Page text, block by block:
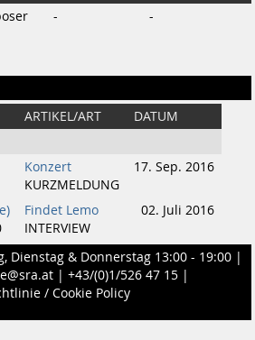
- -
ARTIKEL/ART
DATUM
Konzert
KURZMELDUNG
17. Sep. 2016
Findet Lemo
INTERVIEW
02. Juli 2016
Dienstag & Donnerstag 13:00 - 19:00 |
| +43/(0)1/526 47 15 |
/ Cookie Policy